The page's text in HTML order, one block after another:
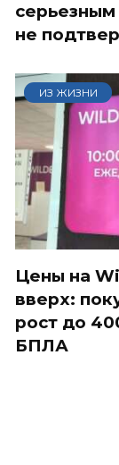
не
ИЗ ЖИЗНИ
Цены на
вверх:
рост до
БПЛА